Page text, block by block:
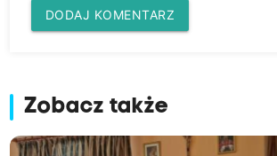
DODAJ KOMENTARZ
Zobacz także